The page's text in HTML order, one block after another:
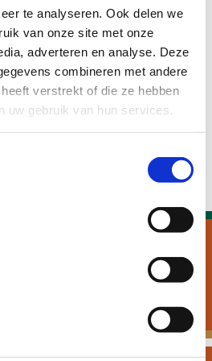
te analyseren. Ook delen we
van onze site met onze
adverteren en analyse. Deze
combineren met andere
verstrekt of die ze hebben
uw gebruik van hun services.
beter participeren in de
ze meer zelfrespect. Met ons
verbeteren en
organisaties